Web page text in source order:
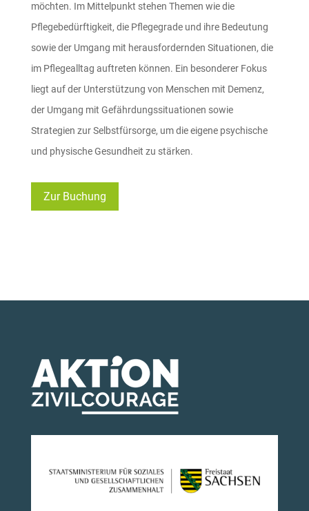
möchten. Im Mittelpunkt stehen Themen wie die
Pflegebedürftigkeit, die Pflegegrade und ihre Bedeutung
sowie der Umgang mit herausfordernden Situationen, die
im Pflegealltag auftreten können. Ein besonderer Fokus
liegt auf der Unterstützung von Menschen mit Demenz,
der Umgang mit Gefährdungssituationen sowie
Strategien zur Selbstfürsorge, um die eigene psychische
und physische Gesundheit zu stärken.
Zur Buchung